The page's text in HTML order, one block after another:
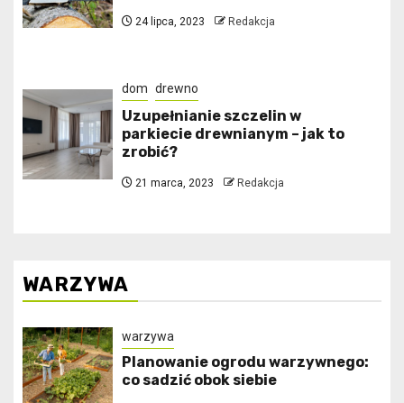
24 lipca, 2023 Redakcja
dom drewno
Uzupełnianie szczelin w
parkiecie drewnianym – jak to
zrobić?
21 marca, 2023 Redakcja
WARZYWA
warzywa
Planowanie ogrodu warzywnego:
co sadzić obok siebie